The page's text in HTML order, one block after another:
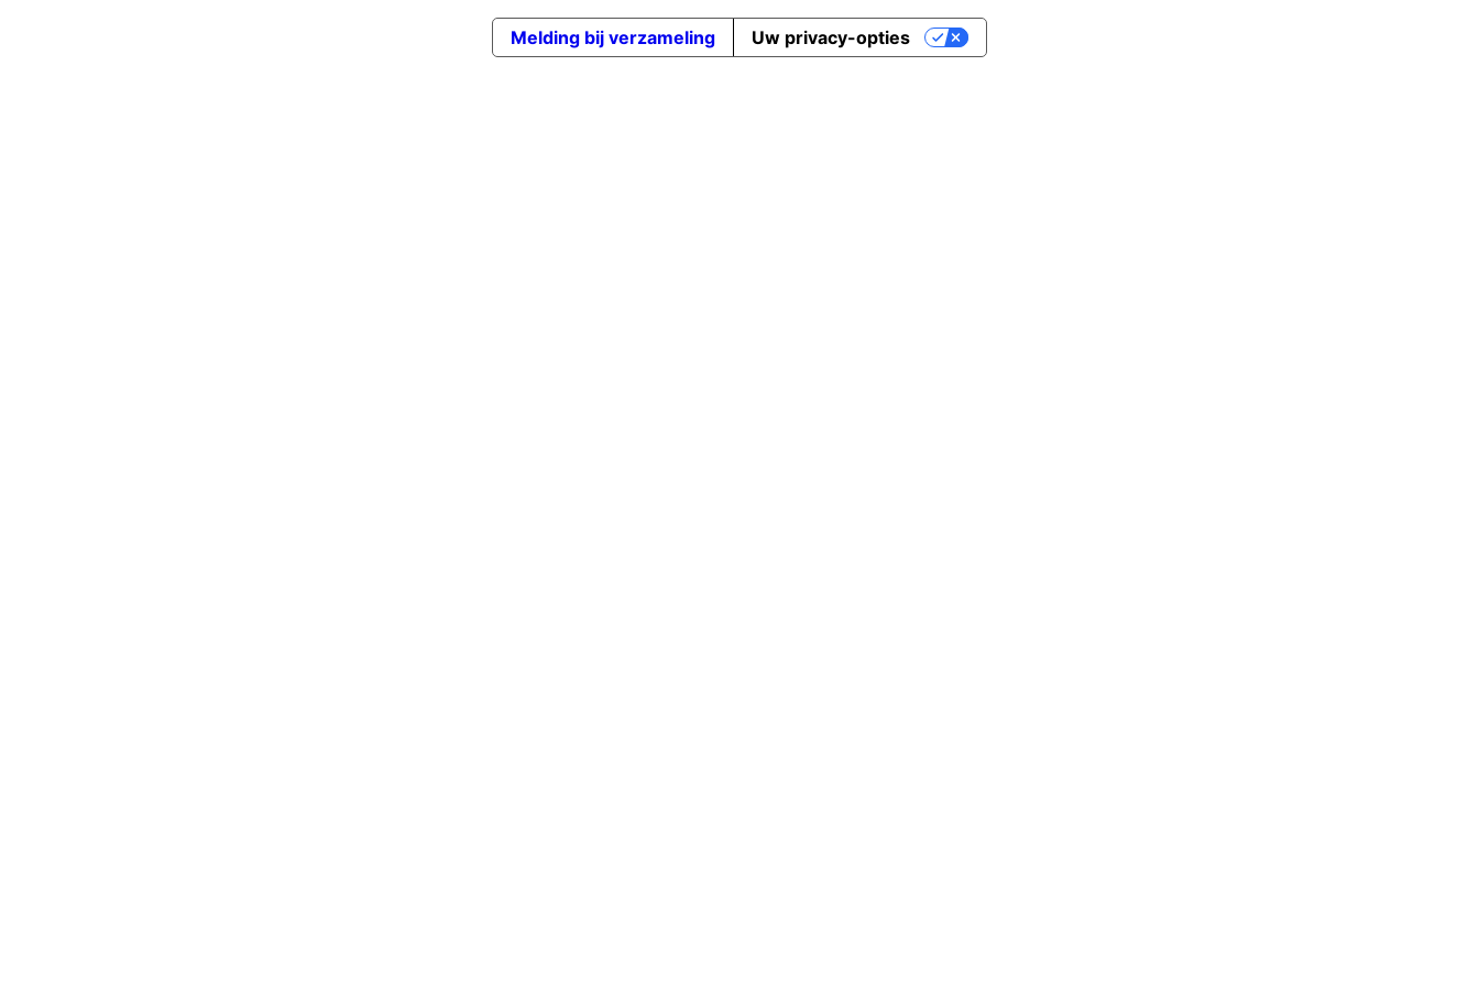
Melding bij verzameling Uw privacy-opties